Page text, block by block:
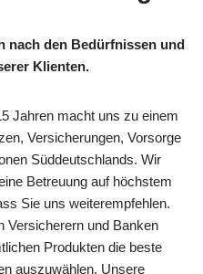
nach den Bedürfnissen und
Klienten.
Jahren macht uns zu einem
Versicherungen, Vorsorge
Süddeutschlands. Wir
Betreuung auf höchstem
Sie uns weiterempfehlen.
Versicherern und Banken
Produkten die beste
auszuwählen. Unsere